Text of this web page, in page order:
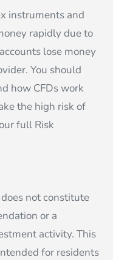
instruments and
rapidly due to
lose money
You should
how CFDs work
the high risk of
full Risk
not constitute
or a
activity. This
for residents